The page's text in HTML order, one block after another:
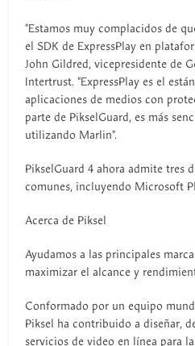
"Estamos muy complacidos de
el SDK de ExpressPlay en
John Gildred, vicepresidente de
Intertrust. "ExpressPlay es el
aplicaciones de medios con
parte de PikselGuard, es más
utilizando Marlin".
PikselGuard 4 ahora admite tres
comunes, incluyendo Microsoft
Acerca de Piksel
Ayudamos a las principales
maximizar el alcance y
Conformado por un equipo
Piksel ha contribuido a diseñar,
servicios de video en línea para